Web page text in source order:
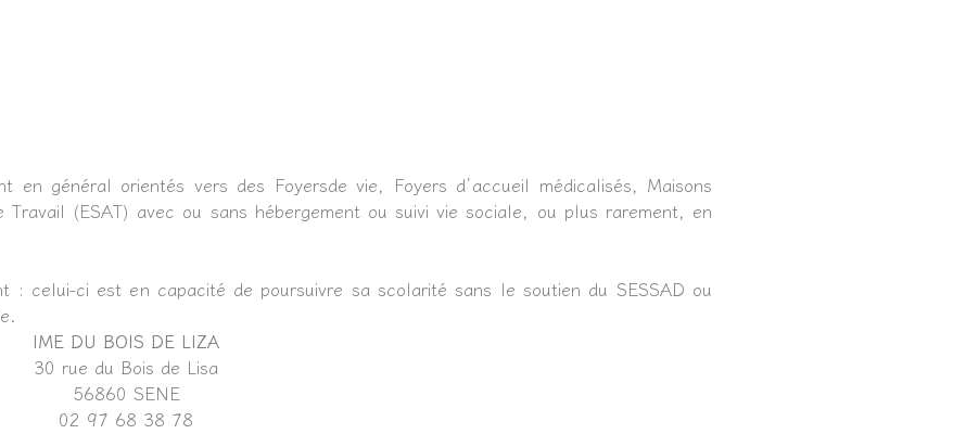
général orientés vers des Foyersde vie, Foyers d’accueil médicalisés, Maisons
Travail (ESAT) avec ou sans hébergement ou suivi vie sociale, ou plus rarement, en
: celui-ci est en capacité de poursuivre sa scolarité sans le soutien du SESSAD ou
IME DU BOIS DE LIZA
30 rue du Bois de Lisa
56860 SENE
02 97 68 38 78